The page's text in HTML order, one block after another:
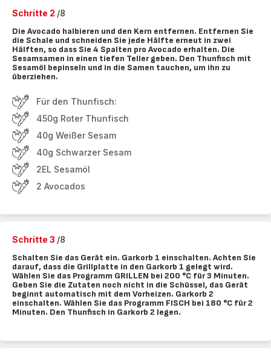
Schritte 2 /8
Die Avocado halbieren und den Kern entfernen. Entfernen Sie
die Schale und schneiden Sie jede Hälfte erneut in zwei
Hälften, so dass Sie 4 Spalten pro Avocado erhalten. Die
Sesamsamen in einen tiefen Teller geben. Den Thunfisch mit
Sesamöl bepinseln und in die Samen tauchen, um ihn zu
überziehen.
Für den Thunfisch:
450g Roter Thunfisch
40g Weißer Sesam
40g Schwarzer Sesam
2EL Sesamöl
2 Avocados
Schritte 3 /8
Schalten Sie das Gerät ein. Garkorb 1 einschalten. Achten Sie
darauf, dass die Grillplatte in den Garkorb 1 gelegt wird.
Wählen Sie das Programm GRILLEN bei 200 °C für 3 Minuten.
Geben Sie die Zutaten noch nicht in die Schüssel, das Gerät
beginnt automatisch mit dem Vorheizen. Garkorb 2
einschalten. Wählen Sie das Programm FISCH bei 180 °C für 2
Minuten. Den Thunfisch in Garkorb 2 legen.